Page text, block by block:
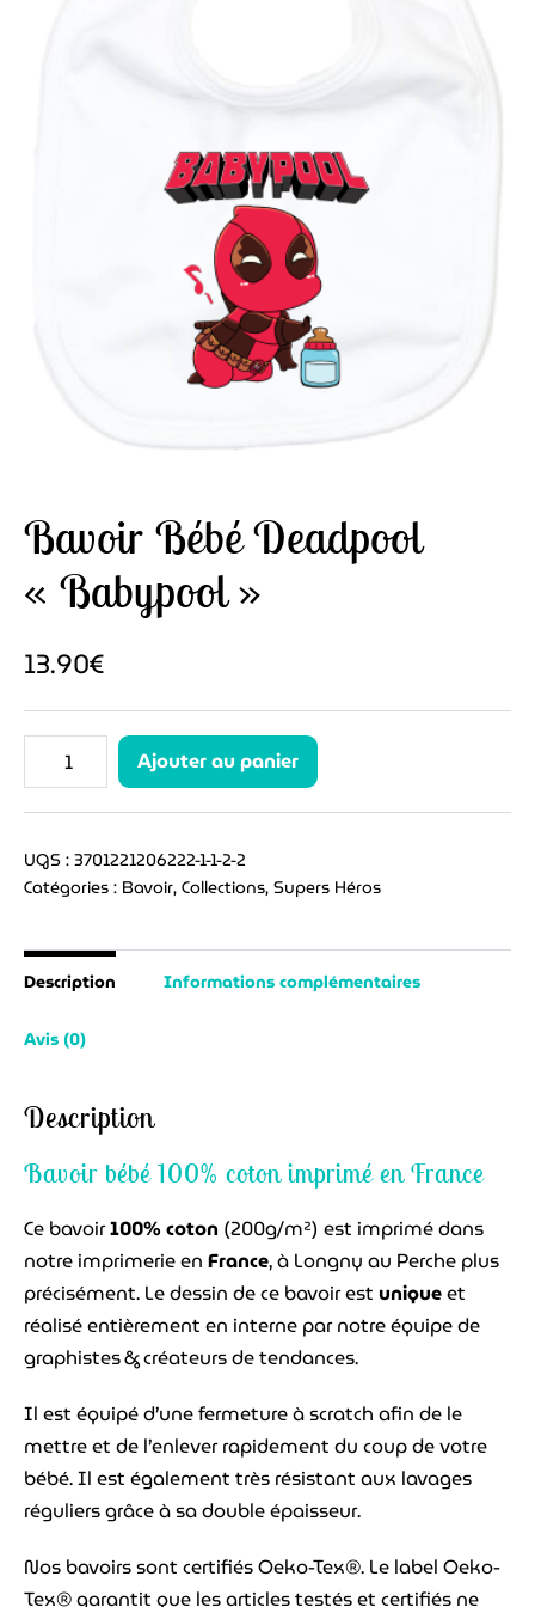
Bavoir Bébé Deadpool
« Babypool »
13.90€
quantité
de
Bavoir
Bébé
Deadpool
Ajouter au panier
UGS :3701221206222-1-1-2-2
Catégories : Bavoir,Collections,Supers Héros
Description Informations complémentaires
Avis (0)
Description
Bavoir bébé 100% coton imprimé en France
Ce bavoir100% coton (200g/m²) est imprimé dans
notre imprimerie en France, à Longny au Perche plus
précisément. Le dessin de ce bavoir est uniqueet
réalisé entièrement en interne par notre équipe de
graphistes & créateurs de tendances.
Il est équipé d’une fermeture à scratch afin de le
mettre et de l’enlever rapidement du coup de votre
bébé. Il est également très résistant aux lavages
réguliers grâce à sa double épaisseur.
Nos bavoirs sont certifiés Oeko-Tex®. Le label Oeko-
Tex® garantit que les articles testés et certifiés ne